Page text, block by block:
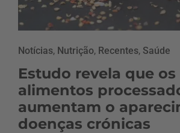
Notícias, Nutrição, Recentes, Saúde
Estudo revela que os
alimentos
aumentam o
doenças crónicas